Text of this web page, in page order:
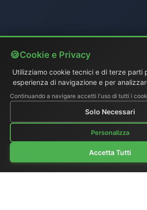
Cookie e Privacy
Utilizziamo cookie tecnici e di terze parti
esperienza di navigazione e per
Continuando a navigare accetti l'uso di tutti i
Solo Necessari
Personalizza
Accetta Tutti